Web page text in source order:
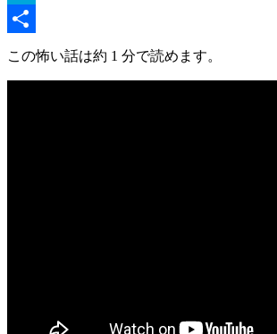
Hatena
この怖い話は約 1 分で読めます。